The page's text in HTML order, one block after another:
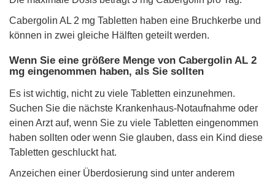
Cabergolin AL 2 mg Tabletten haben eine Bruchkerbe und
können in zwei gleiche Hälften geteilt werden.
Wenn Sie eine größere Menge von Cabergolin AL 2
mg eingenommen haben, als Sie sollten
Es ist wichtig, nicht zu viele Tabletten einzunehmen.
Suchen Sie die nächste Krankenhaus-Notaufnahme oder
einen Arzt auf, wenn Sie zu viele Tabletten eingenommen
haben sollten oder wenn Sie glauben, dass ein Kind diese
Tabletten geschluckt hat.
Anzeichen einer Überdosierung sind unter anderem